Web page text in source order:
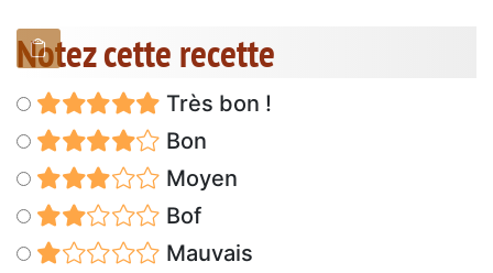
Notez cette recette
Très bon !
Bon
Moyen
Bof
Mauvais